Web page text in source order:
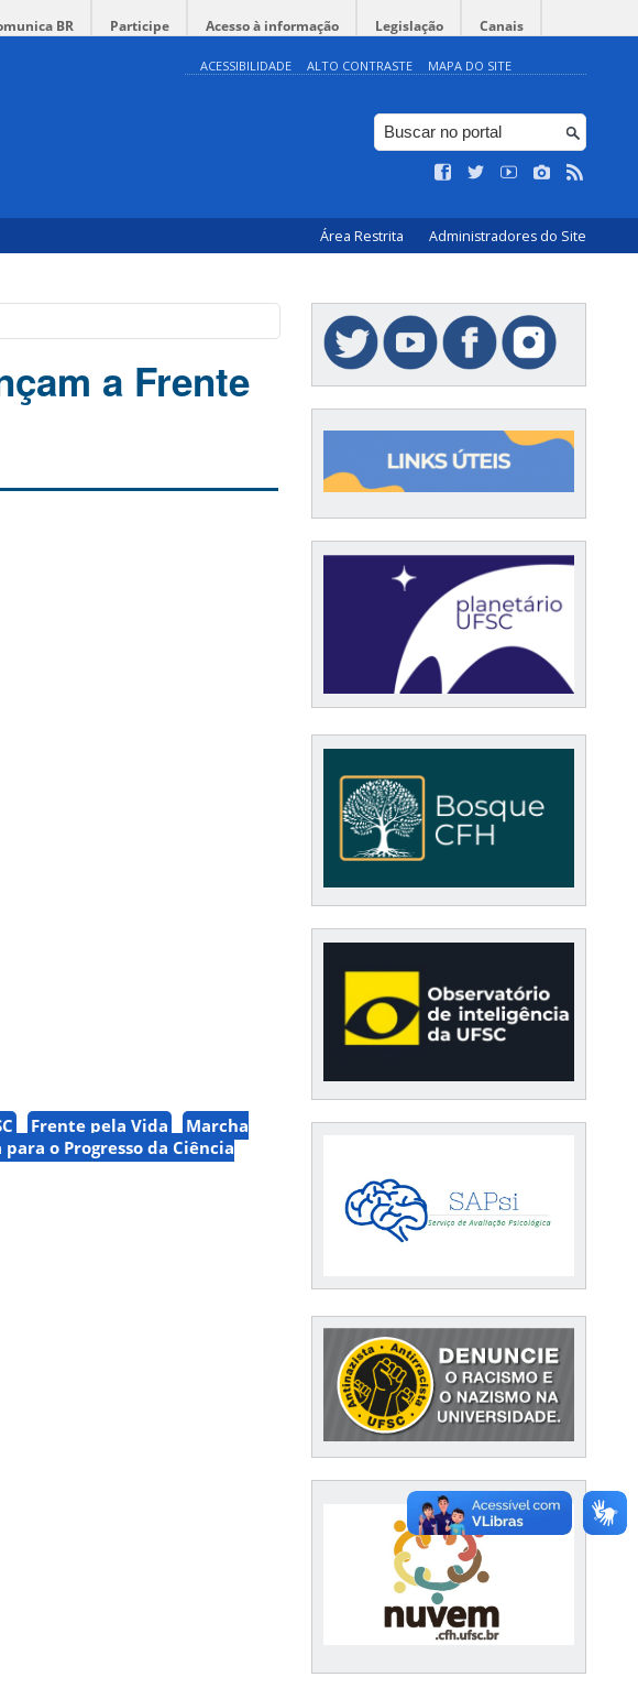
BR Participe Acesso à informação Legislação Canais
ACESSIBILIDADE ALTO CONTRASTE MAPA DO SITE
Área Restrita Administradores do Site
a Frente
Frente pela Vida
Marcha
o Progresso da Ciência